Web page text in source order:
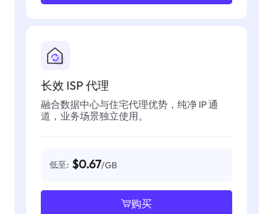
长效 ISP 代理
融合数据中心与住宅代理优势，纯净 IP 通
道，业务场景独立使用。
低至: $0.67/GB
购买